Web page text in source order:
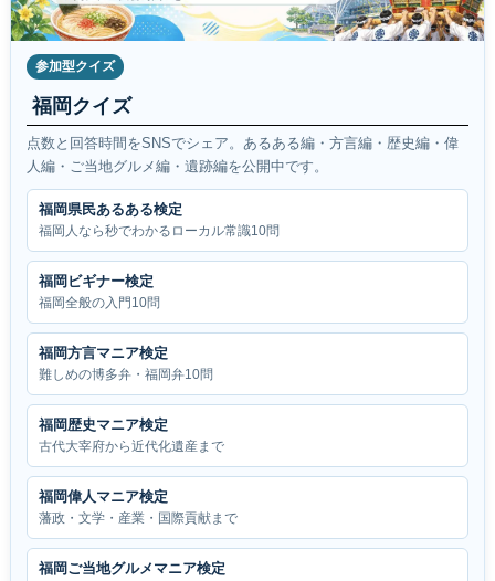
参加型クイズ
福岡クイズ
点数と回答時間をSNSでシェア。あるある編・方言編・歴史編・偉
人編・ご当地グルメ編・遺跡編を公開中です。
福岡県民あるある検定
福岡人なら秒でわかるローカル常識10問
福岡ビギナー検定
福岡全般の入門10問
福岡方言マニア検定
難しめの博多弁・福岡弁10問
福岡歴史マニア検定
古代大宰府から近代化遺産まで
福岡偉人マニア検定
藩政・文学・産業・国際貢献まで
福岡ご当地グルメマニア検定